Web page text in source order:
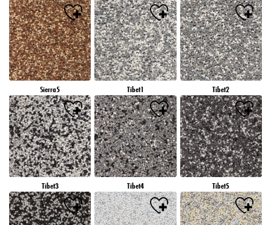
Sierra5 Tibet1 Tibet2
Tibet3 Tibet4 Tibet5